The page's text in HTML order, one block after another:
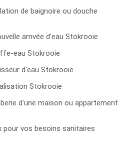
de baignoire ou douche
arrivée d'eau Stokrooie
eau Stokrooie
d'eau Stokrooie
Stokrooie
d'une maison ou appartement
pour vos besoins sanitaires